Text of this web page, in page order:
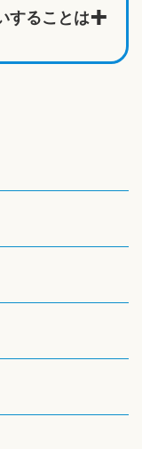
することは